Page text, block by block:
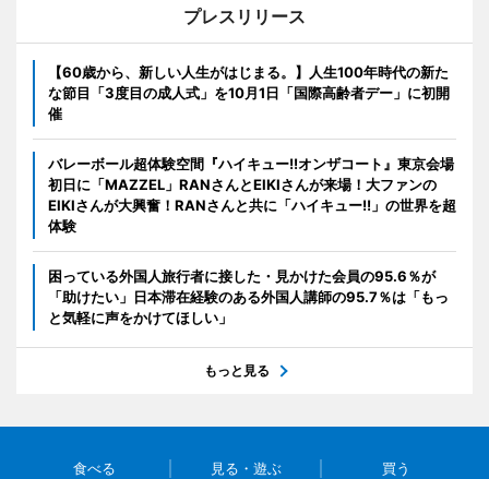
プレスリリース
【60歳から、新しい人生がはじまる。】人生100年時代の新た
な節目「3度目の成人式」を10月1日「国際高齢者デー」に初開
催
バレーボール超体験空間『ハイキュー!!オンザコート』東京会場
初日に「MAZZEL」RANさんとEIKIさんが来場！大ファンの
EIKIさんが大興奮！RANさんと共に「ハイキュー!!」の世界を超
体験
困っている外国人旅行者に接した・見かけた会員の95.6％が
「助けたい」日本滞在経験のある外国人講師の95.7％は「もっ
と気軽に声をかけてほしい」
もっと見る
食べる 見る・遊ぶ 買う